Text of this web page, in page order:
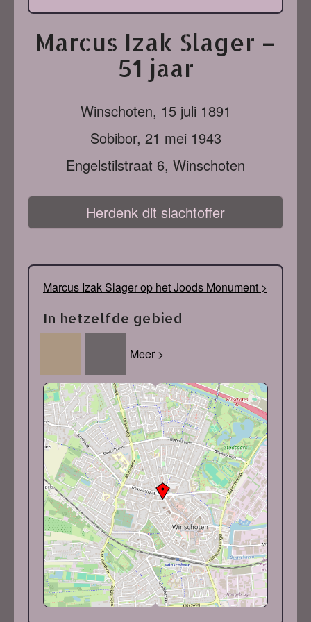
Marcus Izak Slager –
51 jaar
Winschoten, 15 juli 1891
Sobibor, 21 mei 1943
Engelstilstraat 6, Winschoten
Herdenk dit slachtoffer
Marcus Izak Slager op het Joods Monument >
In hetzelfde gebied
Meer >